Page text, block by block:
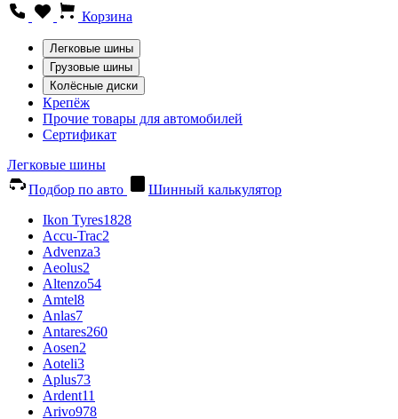
Корзина
Легковые шины
Грузовые шины
Колёсные диски
Крепёж
Прочие товары для автомобилей
Сертификат
Легковые шины
Подбор по авто
Шинный калькулятор
Ikon Tyres1828
Accu-Trac2
Advenza3
Aeolus2
Altenzo54
Amtel8
Anlas7
Antares260
Aosen2
Aoteli3
Aplus73
Ardent11
Arivo978